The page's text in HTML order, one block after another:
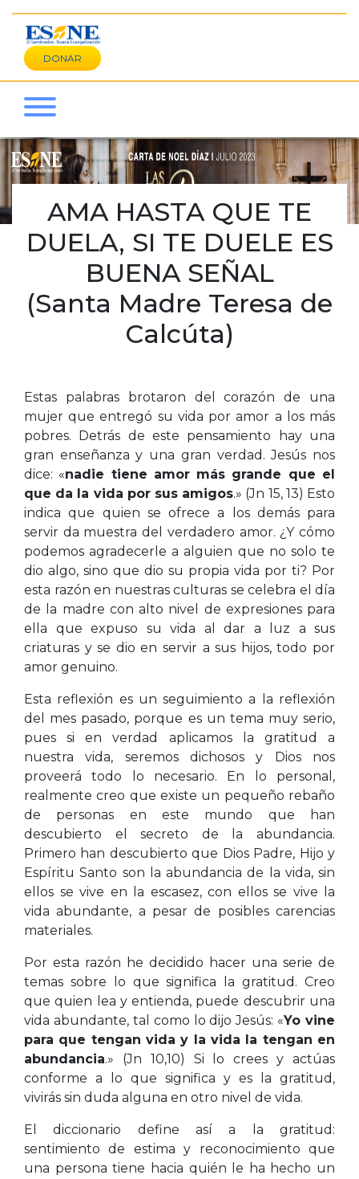
DONAR
AMA HASTA QUE TE
DUELA, SI TE DUELE ES
BUENA SEÑAL
(Santa Madre Teresa de
Calcúta)
Estas palabras brotaron del corazón de una
mujer que entregó su vida por amor a los más
pobres. Detrás de este pensamiento hay una
gran enseñanza y una gran verdad. Jesús nos
dice: «nadie tiene amor más grande que el
que da la vida por sus amigos.» (Jn 15, 13) Esto
indica que quien se ofrece a los demás para
servir da muestra del verdadero amor. ¿Y cómo
podemos agradecerle a alguien que no solo te
dio algo, sino que dio su propia vida por ti? Por
esta razón en nuestras culturas se celebra el día
de la madre con alto nivel de expresiones para
ella que expuso su vida al dar a luz a sus
criaturas y se dio en servir a sus hijos, todo por
amor genuino.
Esta reflexión es un seguimiento a la reflexión
del mes pasado, porque es un tema muy serio,
pues si en verdad aplicamos la gratitud a
nuestra vida, seremos dichosos y Dios nos
proveerá todo lo necesario. En lo personal,
realmente creo que existe un pequeño rebaño
de personas en este mundo que han
descubierto el secreto de la abundancia.
Primero han descubierto que Dios Padre, Hijo y
Espíritu Santo son la abundancia de la vida, sin
ellos se vive en la escasez, con ellos se vive la
vida abundante, a pesar de posibles carencias
materiales.
Por esta razón he decidido hacer una serie de
temas sobre lo que significa la gratitud. Creo
que quien lea y entienda, puede descubrir una
vida abundante, tal como lo dijo Jesús: «Yo vine
para que tengan vida y la vida la tengan en
abundancia.» (Jn 10,10) Si lo crees y actúas
conforme a lo que significa y es la gratitud,
vivirás sin duda alguna en otro nivel de vida.
El diccionario define así a la gratitud:
sentimiento de estima y reconocimiento que
una persona tiene hacia quién le ha hecho un